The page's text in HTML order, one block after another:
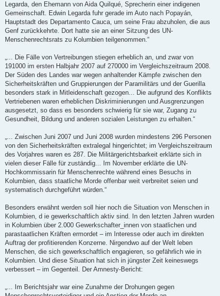
Legarda, den Ehemann von Aida Quilqué, Sprecherin einer indigenen
Gemeinschaft. Edwin Legarda fuhr gerade im Auto nach Popayán,
Hauptstadt des Departamento Cauca, um seine Frau abzuholen, die aus
Genf zurückkehrte. Dort hatte sie an einer Sitzung des UN-
Menschenrechtsrats zu Kolumbien teilgenommen.“
„... Die Fälle von Vertreibungen stiegen erheblich an, und zwar von
191000 im ersten Halbjahr 2007 auf 270000 im Vergleichszeitraum 2008.
Der Süden des Landes war wegen anhaltender Kämpfe zwischen den
Sicherheitskräften und Gruppierungen der Paramilitärs und der Guerilla
besonders stark in Mitleidenschaft gezogen... Die aufgrund des Konflikts
Vertriebenen waren erheblichen Diskriminierungen und Ausgrenzungen
ausgesetzt, so dass es besonders schwierig für sie war, Zugang zu
Gesundheit, Bildung und anderen sozialen Leistungen zu erhalten.“
„... Zwischen Juni 2007 und Juni 2008 wurden mindestens 296 Personen
von den Sicherheitskräften extralegal hingerichtet; im Vergleichszeitraum
des Vorjahres waren es 287. Die Militärgerichtsbarkeit erklärte sich in
vielen dieser Fälle für zuständig... Im November erklärte die UN-
Hochkommissarin für Menschenrechte während eines Besuchs in
Kolumbien, dass staatliche Morde offenbar weit verbreitet seien und
systematisch durchgeführt würden.“
Besonders erwähnt werden soll hier noch die Situation von Menschen in
Kolumbien, d ie gewerkschaftlich aktiv sind. In den letzten Jahren wurden
in Kolumbien über 2.000 Gewerkschafter_innen von staatlichen und
parastaatlichen Kräften ermordet – im Interesse oder auch im direkten
Auftrag der profitierenden Konzerne. Nirgendwo auf der Welt leben
Menschen, die sich gewerkschaftlich engagieren, so gefährlich wie in
Kolumbien. Und diese Situation hat sich in jüngster Zeit keineswegs
verbessert – im Gegenteil. Der Amnesty-Bericht:
„... Im Berichtsjahr war eine Zunahme der Drohungen gegen